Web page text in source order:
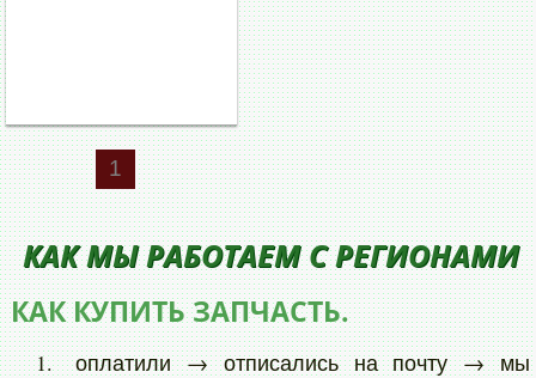
1
КАК МЫ РАБОТАЕМ С РЕГИОНАМИ
КАК КУПИТЬ ЗАПЧАСТЬ.
оплатили → отписались на почту → мы